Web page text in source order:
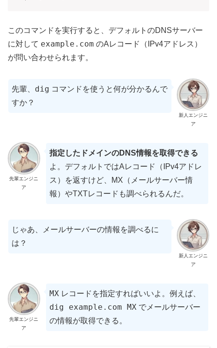
このコマンドを実行すると、デフォルトのDNSサーバー
に対して example.com のAレコード（IPv4アドレス）
が問い合わせられます。
新人エンジニ
ア
先輩、 dig コマンドを使うと何が分かるんで
すか？
先輩エンジニ
ア
指定したドメインのDNS情報を取得できる
よ。デフォルトではAレコード（IPv4アドレ
ス）を返すけど、MX（メールサーバー情
報）やTXTレコードも調べられるんだ。
新人エンジニ
ア
じゃあ、メールサーバーの情報を調べるに
は？
先輩エンジニ
ア
MXレコードを指定すればいいよ。例えば、
dig example.com MXでメールサーバー
の情報が取得できる。